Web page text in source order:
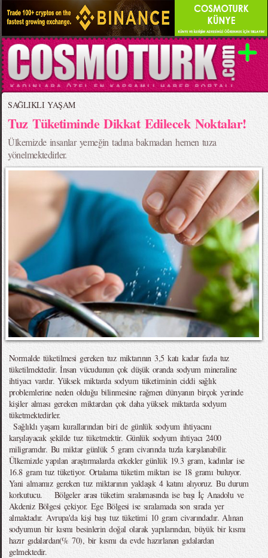
SAĞLIKLI YAŞAM
Tuz Tüketiminde Dikkat Edilecek Noktalar!
Ülkemizde insanlar yemeğin tadına bakmadan hemen tuza
yönelmektedirler.
Normalde tüketilmesi gereken tuz miktarının 3,5 katı kadar fazla tuz
tüketilmektedir. İnsan vücudunun çok düşük oranda sodyum mineraline
ihtiyacı vardır. Yüksek miktarda sodyum tüketiminin ciddi sağlık
problemlerine neden olduğu bilinmesine rağmen dünyanın birçok yerinde
kişiler alması gereken miktardan çok daha yüksek miktarda sodyum
tüketmektedirler.
Sağlıklı yaşam kurallarından biri de günlük sodyum ihtiyacını
karşılayacak şekilde tuz tüketmektir. Günlük sodyum ihtiyacı 2400
miligramdır. Bu miktar günlük 5 gram civarında tuzla karşılanabilir.
Ülkemizde yapılan araştırmalarda erkekler günlük 19.3 gram, kadınlar ise
16.8 gram tuz tüketiyor. Ortalama tüketim miktarı ise 18 gramı buluyor.
Yani almamız gereken tuz miktarının yaklaşık 4 katını alıyoruz. Bu durum
korkutucu. Bölgeler arası tüketim sıralamasında ise başı İç Anadolu ve
Akdeniz Bölgesi çekiyor. Ege Bölgesi ise sıralamada son sırada yer
almaktadır. Avrupa'da kişi başı tuz tüketimi 10 gram civarındadır. Alınan
sodyumun bir kısmı besinlerin doğal olarak yapılarından, büyük bir kısmı
hazır gıdalardan(% 70), bir kısmı da evde hazırlanan gıdalardan
gelmektedir.